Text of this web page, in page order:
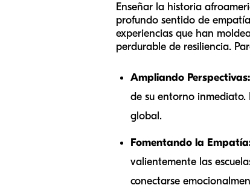
Enseñar la historia
profundo sentido de
experiencias que han
perdurable de resiliencia.
Ampliando Perspectivas:
de su entorno inmediato.
global.
Fomentando la
valientemente las
conectarse